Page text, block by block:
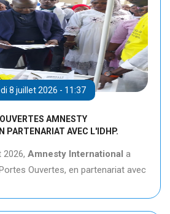
8 juillet 2026 - 11:37
AMNESTY
PARTENARIAT AVEC L'IDHP.
2026, Amnesty International a
Ouvertes, en partenariat avec